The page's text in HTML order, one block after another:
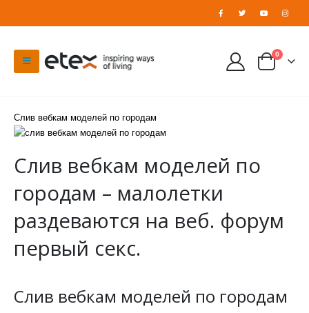
0
Слив вебкам моделей по городам
Слив вебкам моделей по
городам – малолетки
раздеваются на веб. форум
первый секс.
Слив вебкам моделей по городам